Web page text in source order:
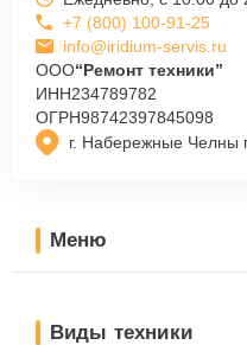
г. Набережные
+7 (800) 100-91-25
info@iridium-servis.ru
ООО“Ремонт техники”
ИНН234789782
ОГРН98742397845098
Меню
Виды техники